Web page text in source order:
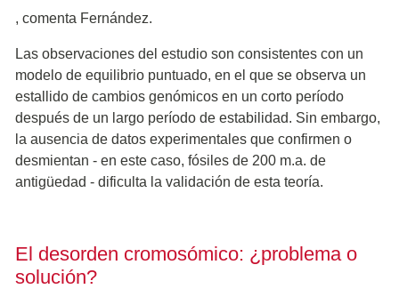
, comenta Fernández.
Las observaciones del estudio son consistentes con un
modelo de equilibrio puntuado, en el que se observa un
estallido de cambios genómicos en un corto período
después de un largo período de estabilidad. Sin embargo,
la ausencia de datos experimentales que confirmen o
desmientan - en este caso, fósiles de 200 m.a. de
antigüedad - dificulta la validación de esta teoría.
El desorden cromosómico: ¿problema o
solución?